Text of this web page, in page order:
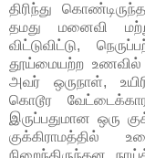
திரிந்து
தமது மனைவி
விட்டுவிட்டு,
தூய்மையற்ற உணவில்
அவர் ஒருநாள்,
கொடூர
இருப்பதுமான ஒரு